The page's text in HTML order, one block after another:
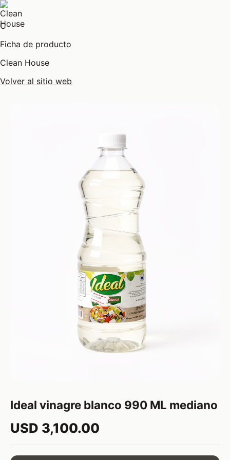
C
Ficha de producto
Clean House
Volver al sitio web
Ideal vinagre blanco 990 ML mediano
USD 3,100.00